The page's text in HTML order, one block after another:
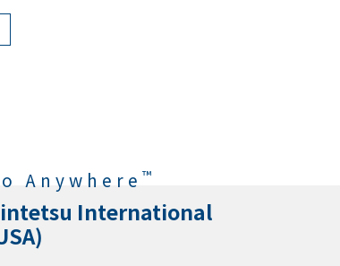
Anywhere ™
International